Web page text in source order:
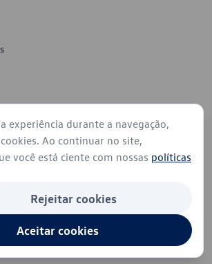
experiência durante a navegação,
Ao continuar no site,
você está ciente com nossas políticas
Rejeitar cookies
Aceitar cookies